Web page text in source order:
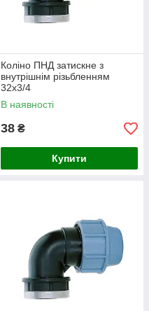
Коліно ПНД затискне з
внутрішнім різьбленням
32х3/4
В наявності
38 ₴
Купити